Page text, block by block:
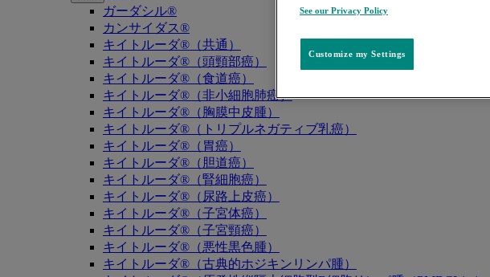
ガーダシル®
カンサイダス®
キイトルーダ®（共通）
キイトルーダ®（頭頸部癌）
キイトルーダ®（食道癌）
キイトルーダ®（非小細胞肺癌）
キイトルーダ®（胸膜中皮腫）
キイトルーダ®（トリプルネガティブ乳癌）
キイトルーダ®（胃癌）
キイトルーダ®（胆道癌）
キイトルーダ®（腎細胞癌）
キイトルーダ®（尿路上皮癌）
キイトルーダ®（子宮体癌）
キイトルーダ®（子宮頸癌）
キイトルーダ®（悪性黒色腫）
キイトルーダ®（古典的ホジキンリンパ腫）
See our Privacy Policy
Customize my Settings